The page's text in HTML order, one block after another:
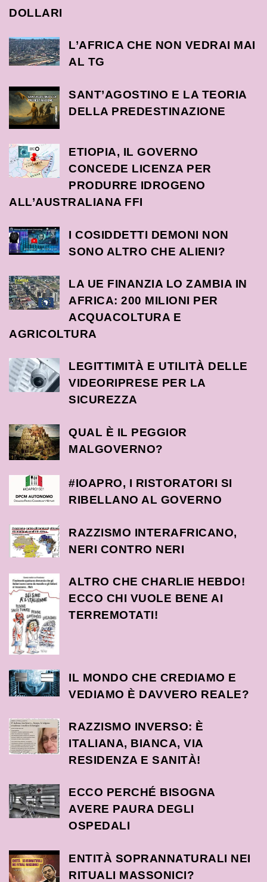
DOLLARI
L’AFRICA CHE NON VEDRAI MAI
AL TG
SANT’AGOSTINO E LA TEORIA
DELLA PREDESTINAZIONE
ETIOPIA, IL GOVERNO
CONCEDE LICENZA PER
PRODURRE IDROGENO
ALL’AUSTRALIANA FFI
I COSIDDETTI DEMONI NON
SONO ALTRO CHE ALIENI?
LA UE FINANZIA LO ZAMBIA IN
AFRICA: 200 MILIONI PER
ACQUACOLTURA E
AGRICOLTURA
LEGITTIMITÀ E UTILITÀ DELLE
VIDEORIPRESE PER LA
SICUREZZA
QUAL È IL PEGGIOR
MALGOVERNO?
#IOAPRO, I RISTORATORI SI
RIBELLANO AL GOVERNO
RAZZISMO INTERAFRICANO,
NERI CONTRO NERI
ALTRO CHE CHARLIE HEBDO!
ECCO CHI VUOLE BENE AI
TERREMOTATI!
IL MONDO CHE CREDIAMO E
VEDIAMO È DAVVERO REALE?
RAZZISMO INVERSO: È
ITALIANA, BIANCA, VIA
RESIDENZA E SANITÀ!
ECCO PERCHÉ BISOGNA
AVERE PAURA DEGLI
OSPEDALI
ENTITÀ SOPRANNATURALI NEI
RITUALI MASSONICI?